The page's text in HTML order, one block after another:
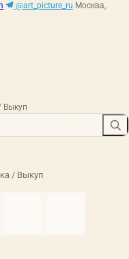
@art_picture_ru Москва,
Выкуп
/ Выкуп